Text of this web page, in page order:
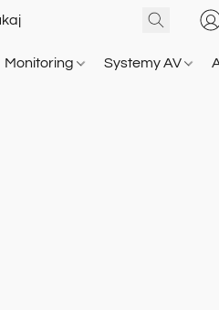
Monitoring Systemy AV